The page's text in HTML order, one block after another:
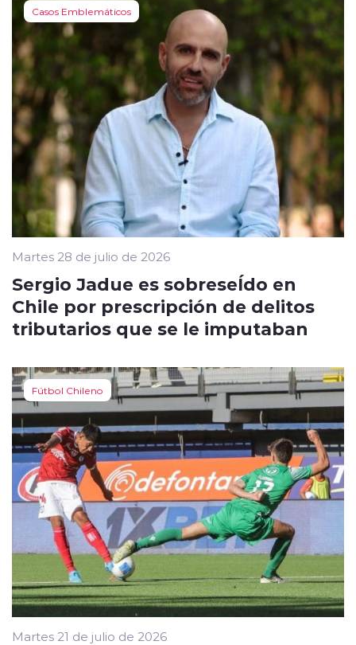
Casos Emblemáticos
Martes 28 de julio de 2026
Sergio Jadue es sobreseÍdo en
Chile por prescripción de delitos
tributarios que se le imputaban
Fútbol Chileno
Martes 21 de julio de 2026